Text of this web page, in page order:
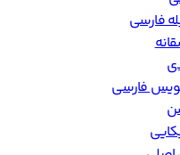
فارسی
فارسی